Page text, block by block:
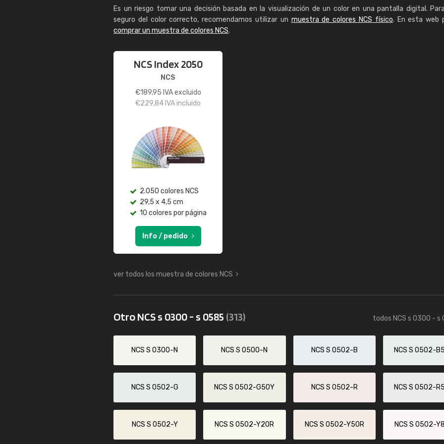
Es un riesgo tomar una decisión basada en la visualización de un color en una pantalla digital.
seguro del color correcto, recomendamos utilizar un muestra de colores NCS físico. En esta web
comprar un muestra de colores NCS.
NCS Index 2050
NCS
€189,95 IVA excluido
€229,84 IVA incluido
2.050 colores NCS
29,5 x 4,5 cm
10 colores por página
Info / pedido
ver todos los muestra de colores NCS
Otro NCS s 0300 - s 0585 (313) todos NCS s 0300 - s
NCS S 0300-N NCS S 0500-N NCS S 0502-B NCS S 0502-
NCS S 0502-G NCS S 0502-G50Y NCS S 0502-R NCS S 0502-
NCS S 0502-Y NCS S 0502-Y20R NCS S 0502-Y50R NCS S 0502-